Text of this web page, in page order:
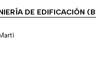
DE EDIFICACIÓN